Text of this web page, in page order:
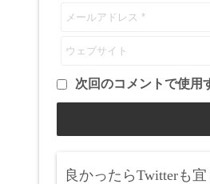
次回のコメントで使用
良かったらTwitterも宜